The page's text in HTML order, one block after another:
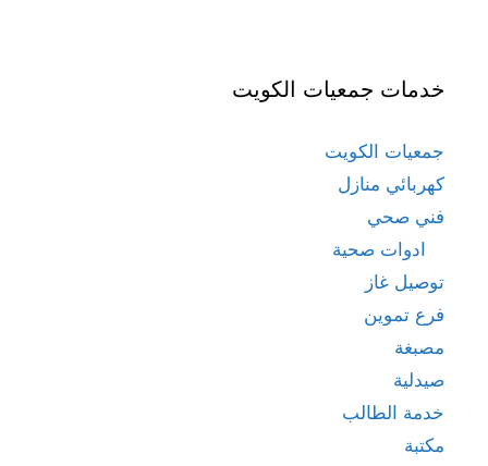
خدمات جمعيات الكويت
جمعيات الكويت
كهربائي منازل
فني صحي
ادوات صحية
توصيل غاز
فرع تموين
مصبغة
صيدلية
خدمة الطالب
مكتبة